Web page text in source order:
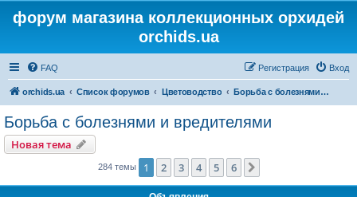
форум магазина коллекционных орхидей
orchids.ua
FAQ Вход
Регистрация
orchids.ua Список форумов Цветоводство Борьба с болезнями и вредителями
Борьба с болезнями и вредителями
Новая тема
284 темы 1 2 3 4 5 6